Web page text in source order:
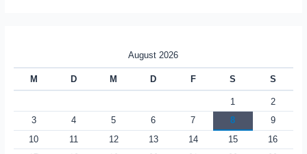
August 2026
M D M D F S S
1
2
3
4 5 6 7 8
9
10
11 12 13 14 15
16